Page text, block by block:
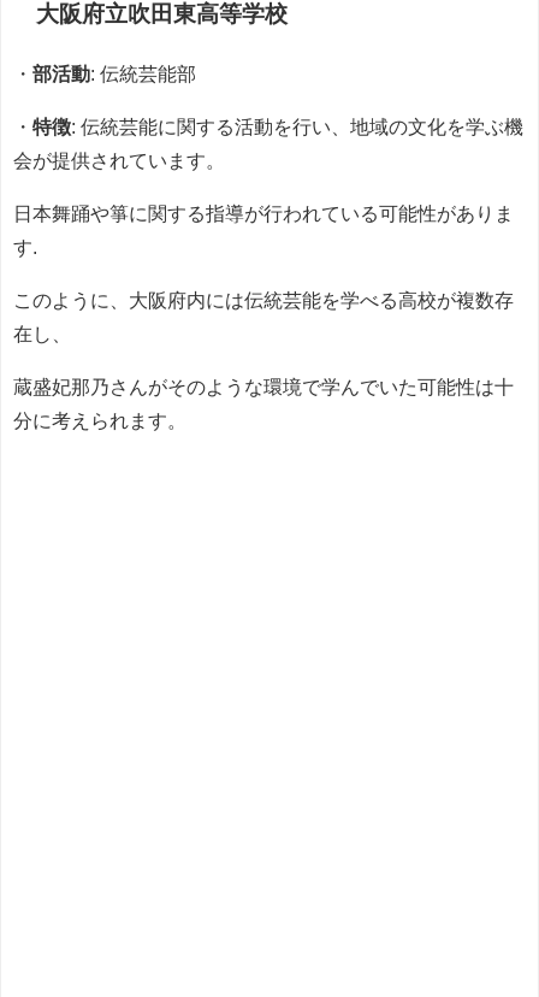
大阪府立吹田東高等学校
・ 部活動: 伝統芸能部
・ 特徴: 伝統芸能に関する活動を行い、地域の文化を学ぶ機
会が提供されています。
日本舞踊や箏に関する指導が行われている可能性がありま
す.
このように、大阪府内には伝統芸能を学べる高校が複数存
在し、
蔵盛妃那乃さんがそのような環境で学んでいた可能性は十
分に考えられます。